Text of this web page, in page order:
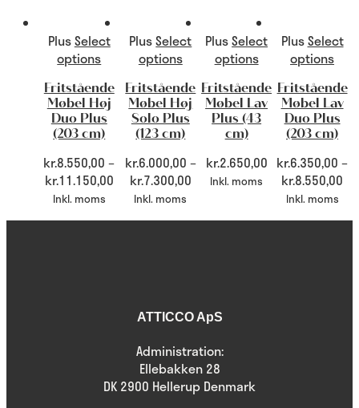
PlusSelect
options
Fritstående
Møbel Høj
Duo Plus
(203 cm)
kr.8.550,00 –
kr.11.150,00
Inkl. moms
PlusSelect
options
Fritstående
Møbel Høj
Solo Plus
(123 cm)
kr.6.000,00 –
kr.7.300,00
Inkl. moms
PlusSelect
options
Fritstående
Møbel Lav
Plus (43
cm)
kr.2.650,00
Inkl. moms
PlusSelect
options
Fritstående
Møbel Lav
Duo Plus
(203 cm)
kr.6.350,00 –
kr.8.550,00
Inkl. moms
ATTICCO ApS
Administration:
Ellebakken 28
DK 2900 Hellerup Denmark